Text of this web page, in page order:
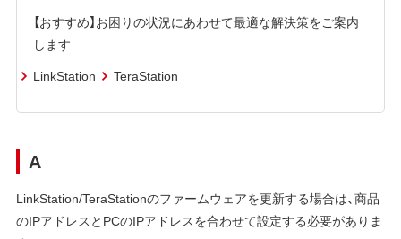
【おすすめ】お困りの状況にあわせて最適な解決策をご案内
します
LinkStation
TeraStation
A
LinkStation/TeraStationのファームウェアを更新する場合は、商品
のIPアドレスとPCのIPアドレスを合わせて設定する必要がありま